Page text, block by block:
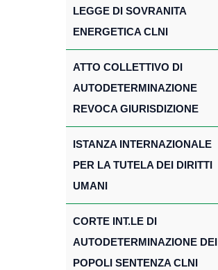
LEGGE DI SOVRANITA
ENERGETICA CLNI
ATTO COLLETTIVO DI
AUTODETERMINAZIONE
REVOCA GIURISDIZIONE
ISTANZA INTERNAZIONALE
PER LA TUTELA DEI DIRITTI
UMANI
CORTE INT.LE DI
AUTODETERMINAZIONE DEI
POPOLI SENTENZA CLNI